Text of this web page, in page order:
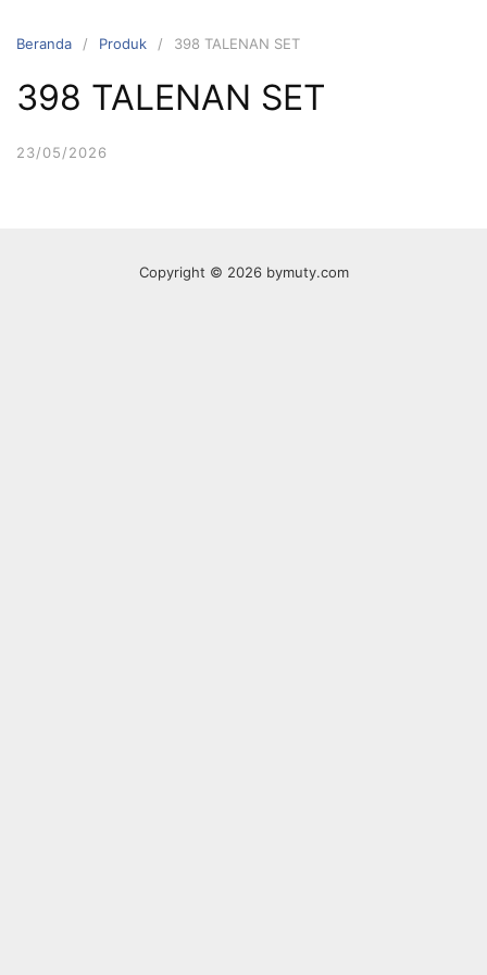
keBeranda Produk 398 TALENAN SET
398 TALENAN SET
23/05/2026
Copyright © 2026 bymuty.com